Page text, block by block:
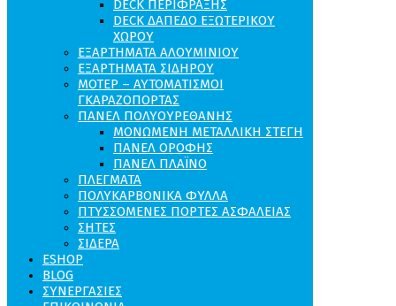
DECK ΠΕΡΙΦΡΑΞΗΣ
DECK ΔΑΠΕΔΟ ΕΞΩΤΕΡΙΚΟΥ
ΧΩΡΟΥ
ΕΞΑΡΤΗΜΑΤΑ ΑΛΟΥΜΙΝΙΟΥ
ΕΞΑΡΤΗΜΑΤΑ ΣΙΔΗΡΟΥ
ΜΟΤΕΡ – ΑΥΤΟΜΑΤΙΣΜΟΙ
ΓΚΑΡΑΖΟΠΟΡΤΑΣ
ΠΑΝΕΛ ΠΟΛΥΟΥΡΕΘΑΝΗΣ
ΜΟΝΩΜΕΝΗ ΜΕΤΑΛΛΙΚΗ ΣΤΕΓΗ
ΠΑΝΕΛ ΟΡΟΦΗΣ
ΠΑΝΕΛ ΠΛΑΪΝΟ
ΠΛΕΓΜΑΤΑ
ΠΟΛΥΚΑΡΒΟΝΙΚΑ ΦΥΛΛΑ
ΠΤΥΣΣΟΜΕΝΕΣ ΠΟΡΤΕΣ ΑΣΦΑΛΕΙΑΣ
ΣΗΤΕΣ
ΣΙΔΕΡΑ
ESHOP
BLOG
ΣΥΝΕΡΓΑΣΙΕΣ